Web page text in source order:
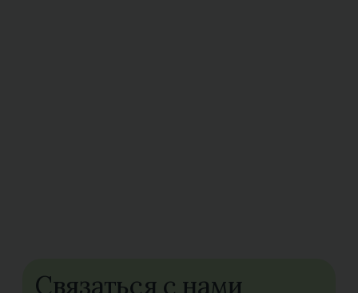
Связаться с нами